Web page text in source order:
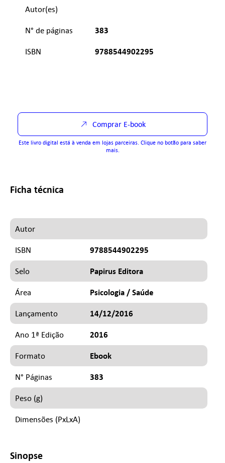
Autor(es)
N° de páginas 383
ISBN 9788544902295
Comprar E-book
Este livro digital está à venda em lojas parceiras. Clique no botão para saber
mais.
Ficha técnica
Autor
ISBN 9788544902295
Selo Papirus Editora
Área Psicologia / Saúde
Lançamento 14/12/2016
Ano 1ª Edição 2016
Formato Ebook
N° Páginas 383
Peso (g)
Dimensões (PxLxA)
Sinopse